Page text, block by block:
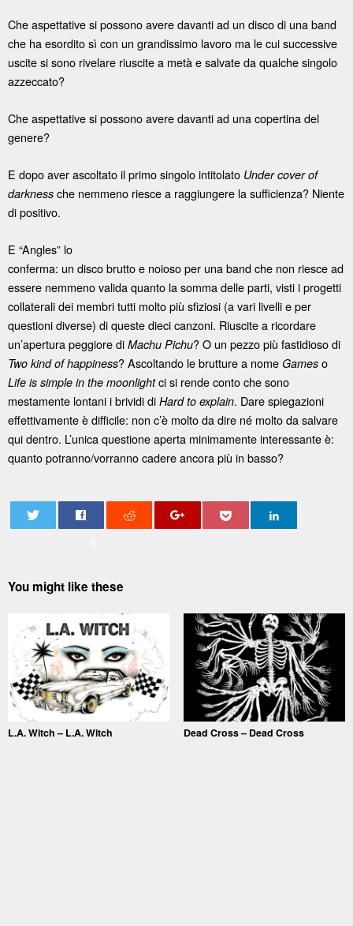
Che aspettative si possono avere davanti ad un disco di una band
che ha esordito sì con un grandissimo lavoro ma le cui successive
uscite si sono rivelare riuscite a metà e salvate da qualche singolo
azzeccato?
Che aspettative si possono avere davanti ad una copertina del
genere?
E dopo aver ascoltato il primo singolo intitolato Under cover of
darkness che nemmeno riesce a raggiungere la sufficienza? Niente
di positivo.
E “Angles” lo
conferma: un disco brutto e noioso per una band che non riesce ad
essere nemmeno valida quanto la somma delle parti, visti i progetti
collaterali dei membri tutti molto più sfiziosi (a vari livelli e per
questioni diverse) di queste dieci canzoni. Riuscite a ricordare
un’apertura peggiore di Machu Pichu? O un pezzo più fastidioso di
Two kind of happiness? Ascoltando le brutture a nome Games o
Life is simple in the moonlightci si rende conto che sono
mestamente lontani i brividi di Hard to explain. Dare spiegazioni
effettivamente è difficile: non c’è molto da dire né molto da salvare
qui dentro. L’unica questione aperta minimamente interessante è:
quanto potranno/vorranno cadere ancora più in basso?
You might like these
L.A. Witch – L.A. Witch Dead Cross – Dead Cross